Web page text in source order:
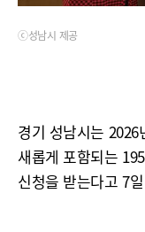
ⓒ성남시 제공
경기 성남시는
새롭게 포함되는
신청을 받는다고 7